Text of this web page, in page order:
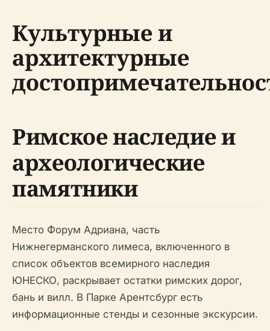
Культурные и
архитектурные
Римское наследие и
археологические
памятники
Место Форум Адриана, часть
Нижнегерманского лимеса, включенного в
список объектов всемирного наследия
ЮНЕСКО, раскрывает остатки римских дорог,
бань и вилл. В Парке Арентсбург есть
информационные стенды и сезонные экскурсии.